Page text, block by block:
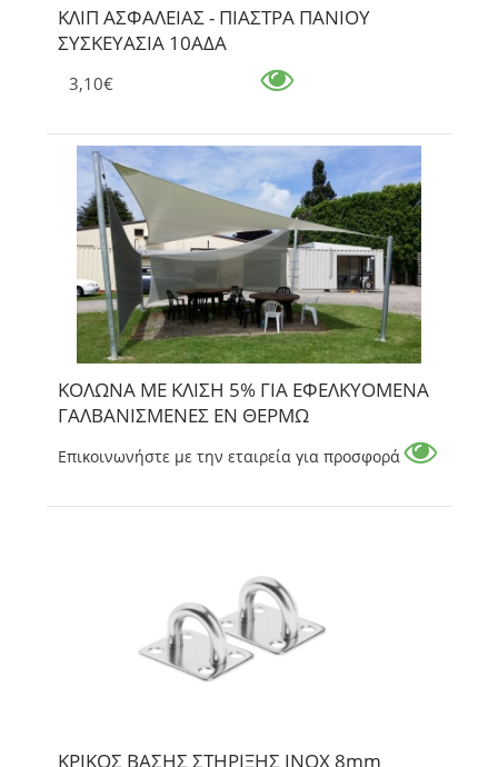
ΚΛΙΠ ΑΣΦΑΛΕΙΑΣ - ΠΙΑΣΤΡΑ ΠΑΝΙΟΥ
ΣΥΣΚΕΥΑΣΙΑ 10ΑΔΑ
3,10€
ΚΟΛΩΝΑ ΜΕ ΚΛΙΣΗ 5% ΓΙΑ ΕΦΕΛΚΥΟΜΕΝΑ
ΓΑΛΒΑΝΙΣΜΕΝΕΣ ΕΝ ΘΕΡΜΩ
Επικοινωνήστε με την εταιρεία για προσφορά
ΚΡΙΚΟΣ ΒΑΣΗΣ ΣΤΗΡΙΞΗΣ INOX 8mm